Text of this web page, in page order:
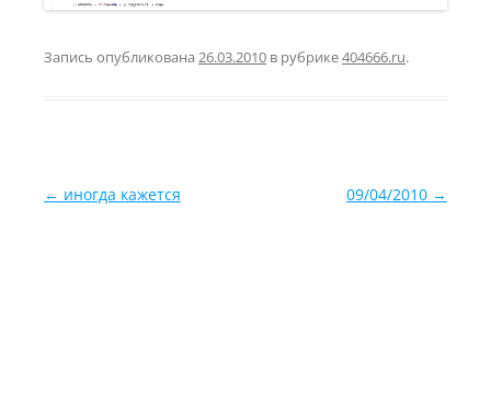
Запись опубликована 26.03.2010 в рубрике404666.ru.
Навигация по записям
← иногда кажется 09/04/2010 →